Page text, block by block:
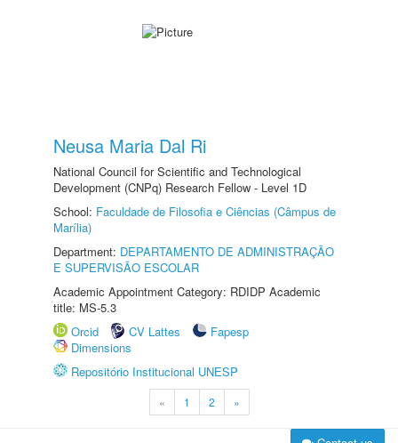
Neusa Maria Dal Ri
National Council for Scientific and Technological
Development (CNPq) Research Fellow - Level 1D
School: Faculdade de Filosofia e Ciências (Câmpus de
Marília)
Department: DEPARTAMENTO DE ADMINISTRAÇÃO
E SUPERVISÃO ESCOLAR
Academic Appointment Category: RDIDP Academic
title: MS-5.3
Orcid
CV Lattes
Fapesp
Dimensions
Repositório Institucional UNESP
« 1 2 »